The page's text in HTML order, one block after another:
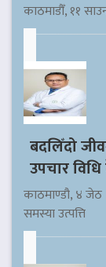
काठमाडौँ, ११
बदलिँदो
उपचार
काठमाण्डौ, ४
समस्या उत्पत्ति